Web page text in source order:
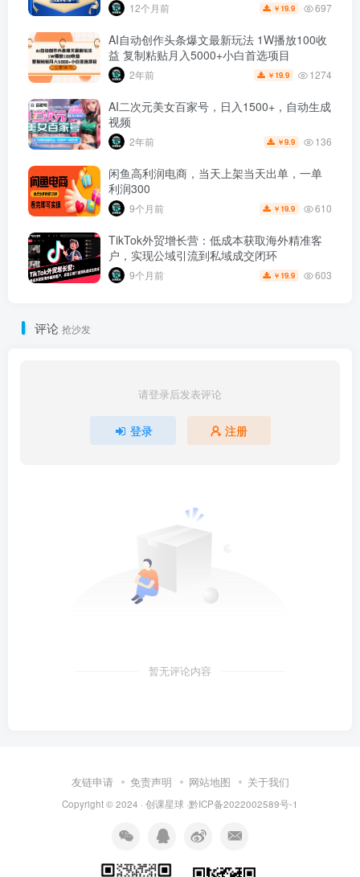
12个月前 ￥ 19.9 697
AI自动创作头条爆文最新玩法 1W播放100收
益 复制粘贴月入5000+小白首选项目
2年前 ￥ 19.9 1274
AI二次元美女百家号，日入1500+，自动生成
视频
2年前 ￥9.9 136
闲鱼高利润电商，当天上架当天出单，一单
利润300
9个月前 ￥ 19.9 610
TikTok外贸增长营：低成本获取海外精准客
户，实现公域引流到私域成交闭环
9个月前 ￥ 19.9 603
评论 抢沙发
请登录后发表评论
登录 注册
暂无评论内容
友链申请 免责声明 网站地图 关于我们
Copyright © 2024 · 创课星球 ·黔ICP备2022002589号-1